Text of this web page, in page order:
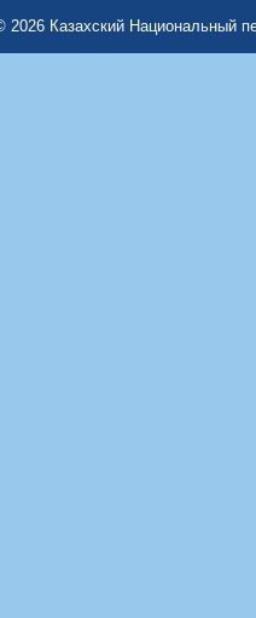
2026 Казахский Национальный